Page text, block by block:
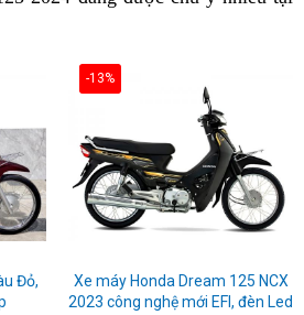
Đỏ,
-13%
Xe máy Honda Dream 125 NCX
2023 công nghệ mới EFI, đèn Led